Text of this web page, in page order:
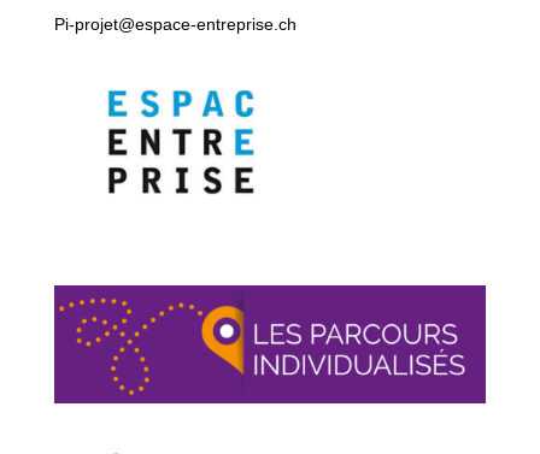
Pi-projet@espace-entreprise.ch